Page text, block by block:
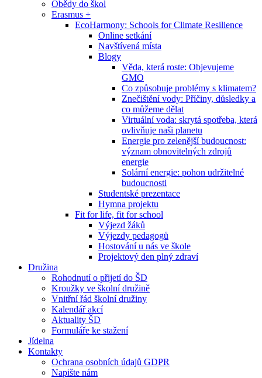
Obědy do škol
Erasmus +
EcoHarmony: Schools for Climate Resilience
Online setkání
Navštívená místa
Blogy
Věda, která roste: Objevujeme
GMO
Co způsobuje problémy s klimatem?
Znečištění vody: Příčiny, důsledky a
co můžeme dělat
Virtuální voda: skrytá spotřeba, která
ovlivňuje naši planetu
Energie pro zelenější budoucnost:
význam obnovitelných zdrojů
energie
Solární energie: pohon udržitelné
budoucnosti
Studentské prezentace
Hymna projektu
Fit for life, fit for school
Výjezd žáků
Výjezdy pedagogů
Hostování u nás ve škole
Projektový den plný zdraví
Družina
Rohodnutí o přijetí do ŠD
Kroužky ve školní družině
Vnitřní řád školní družiny
Kalendář akcí
Aktuality ŠD
Formuláře ke stažení
Jídelna
Kontakty
Ochrana osobních údajů GDPR
Napište nám